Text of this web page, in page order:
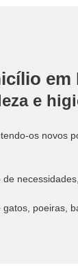
em
e
os novos
poeiras,